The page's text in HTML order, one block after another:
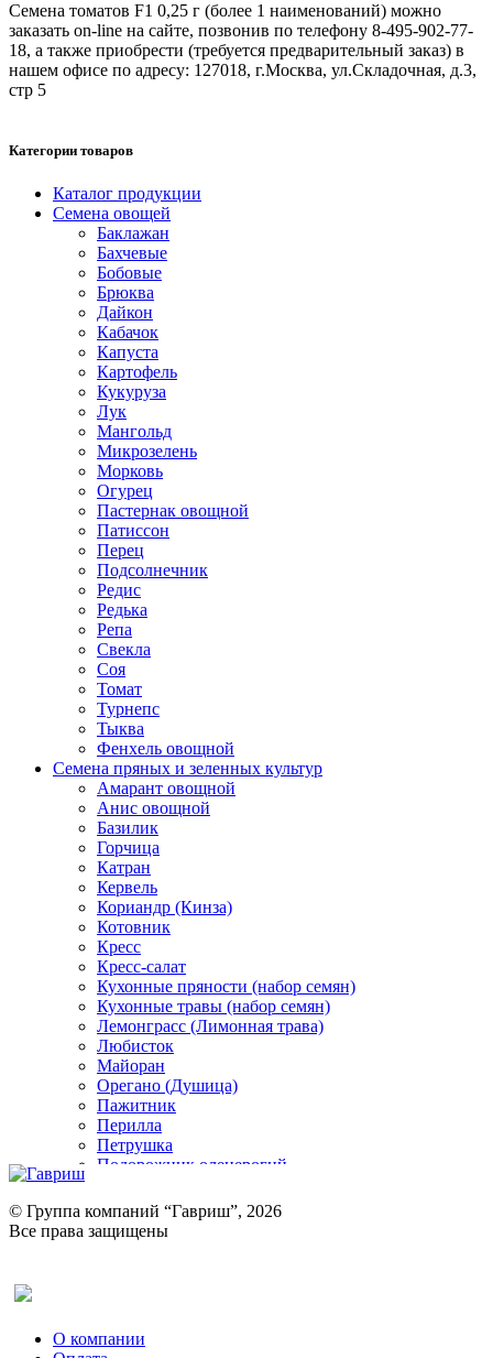
Семена томатов F1 0,25 г (более 1 наименований) можно
заказать on-line на сайте, позвонив по телефону 8-495-902-77-
18, а также приобрести (требуется предварительный заказ) в
нашем офисе по адресу: 127018, г.Москва, ул.Складочная, д.3,
стр 5
Категории товаров
Каталог продукции
Семена овощей
Баклажан
Бахчевые
Бобовые
Брюква
Дайкон
Кабачок
Капуста
Картофель
Кукуруза
Лук
Мангольд
Микрозелень
Морковь
Огурец
Пастернак овощной
Патиссон
Перец
Подсолнечник
Редис
Редька
Репа
Свекла
Соя
Томат
Турнепс
Тыква
Фенхель овощной
Семена пряных и зеленных культур
Амарант овощной
Анис овощной
Базилик
Горчица
Катран
Кервель
Кориандр (Кинза)
Котовник
Кресс
Кресс-салат
Кухонные пряности (набор семян)
Кухонные травы (набор семян)
Лемонграсс (Лимонная трава)
Любисток
Майоран
Орегано (Душица)
Пажитник
Перилла
Петрушка
Подорожник оленерогий
Ревень
Рукола
Рута
Тмин
© Группа компаний “Гавриш”, 2026
Все права защищены
О компании